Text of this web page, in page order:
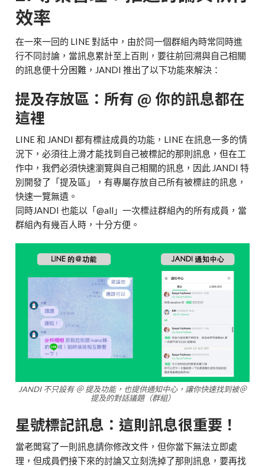
效率
在一來一回的 LINE 對話中，由於同一個群組內時常同時進
行不同討論，當訊息累計至上百則，要往前回溯與自己相關
的訊息便十分困難，JANDI 推出了以下功能來解決：
提及存放區：所有 @ 你的訊息都在
這裡
LINE 和 JANDI 都有標註成員的功能，LINE 在訊息一多的情
況下，必須往上滑才能找到自己被標記的那則訊息，但在工
作中，我們必須快速瀏覽與自己相關的訊息，因此 JANDI 特
別開發了「提及區」，有專屬存放自己所有被標註的訊息，
快速一覽無遺。
同時JANDI 也能以「@all」一次標註群組內的所有成員，當
群組內有幾百人時，十分方便。
JANDI 不只設有 ＠ 提及功能，也提供通知中心，讓你快速找到被＠
提及的對話議題（群組）
星號標記訊息：這則訊息很重要！
當老闆寫了一則訊息請你修改文件，但你當下無法立即處
理，但成員們接下來的討論又立刻洗掉了那則訊息，要再找